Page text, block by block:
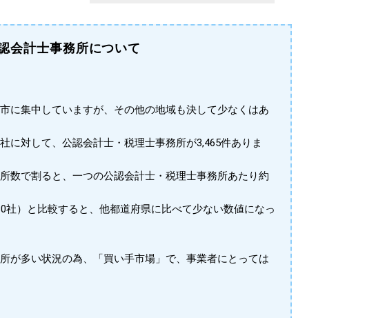
会計士事務所について
に集中していますが、その他の地域も決して少なくはあ
に対して、公認会計士・税理士事務所が3,465件ありま
数で割ると、一つの公認会計士・税理士事務所あたり約
）と比較すると、他都道府県に比べて少ない数値になっ
が多い状況の為、「買い手市場」で、事業者にとっては